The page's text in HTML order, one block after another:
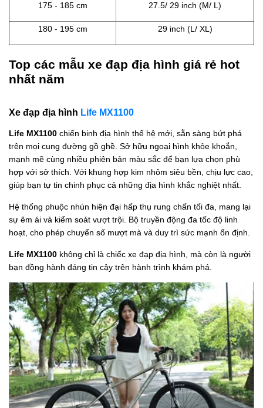
175 - 185 cm 27.5/ 29 inch (M/ L)
180 - 195 cm 29 inch (L/ XL)
Top các mẫu xe đạp địa hình giá rẻ hot
nhất năm
Xe đạp địa hình Life MX1100
Life MX1100 chiến binh địa hình thế hệ mới, sẵn sàng bứt phá
trên mọi cung đường gồ ghề. Sở hữu ngoại hình khỏe khoắn,
mạnh mẽ cùng nhiều phiên bản màu sắc để bạn lựa chọn phù
hợp với sở thích. Với khung hợp kim nhôm siêu bền, chịu lực cao,
giúp bạn tự tin chinh phục cả những địa hình khắc nghiệt nhất.
Hệ thống phuộc nhún hiện đại hấp thụ rung chấn tối đa, mang lại
sự êm ái và kiểm soát vượt trội. Bộ truyền động đa tốc độ linh
hoạt, cho phép chuyển số mượt mà và duy trì sức mạnh ổn định.
Life MX1100 không chỉ là chiếc xe đạp địa hình, mà còn là người
bạn đồng hành đáng tin cậy trên hành trình khám phá.